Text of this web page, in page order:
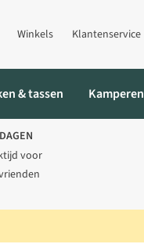
Winkels Klantenservice
& tassen Kamperen
voor